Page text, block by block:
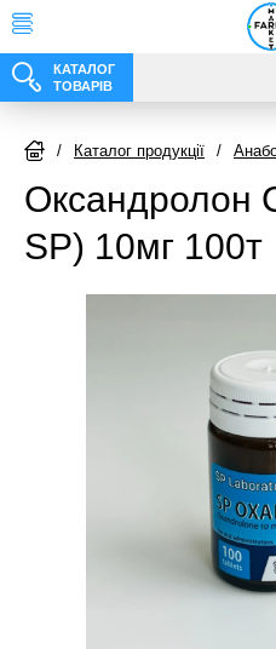
КАТАЛОГ
ТОВАРІВ
/ Каталог продукції /
Оксандролон
SP) 10мг 100т